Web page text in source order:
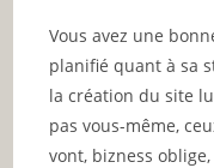
Vous avez une
planifié quant à sa
la création du site
pas vous-même,
vont, bizness